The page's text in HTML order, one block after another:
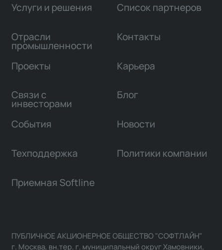
Услуги и решения
Отрасли
промышленности
Проекты
Связи с
инвесторами
Список партнеров
Контакты
Карьера
Блог
События Новости
Техподдержка Политики компании
Приемная Softline
ПУБЛИЧНОЕ АКЦИОНЕРНОЕ ОБЩЕСТВО "СОФТЛАЙН"
г. Москва, вн.тер. г. муниципальный округ Хамовники,